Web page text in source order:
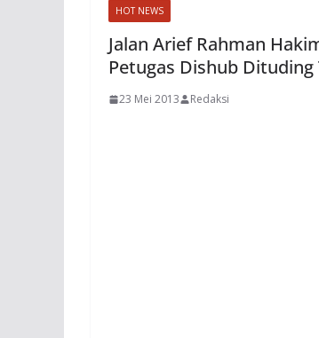
HOT NEWS
Jalan Arief Rahman
Petugas Dishub
23 Mei 2013 Redaksi